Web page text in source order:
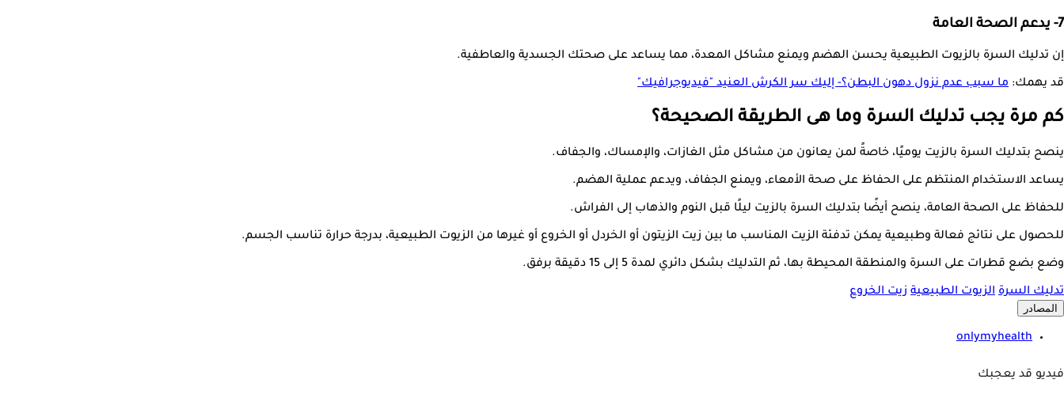
7- يدعم الصحة العامة
إن تدليك السرة بالزيوت الطبيعية يحسن الهضم ويمنع مشاكل المعدة، مما يساعد على صحتك الجسدية والعاطفية.
قد يهمك: ما سبب عدم نزول دهون البطن؟- إليك سر الكرش العنيد "فيديوجرافيك"
كم مرة يجب تدليك السرة وما هى الطريقة الصحيحة؟
ينصح بتدليك السرة بالزيت يوميًا، خاصةً لمن يعانون من مشاكل مثل الغازات، والإمساك، والجفاف.
يساعد الاستخدام المنتظم على الحفاظ على صحة الأمعاء، ويمنع الجفاف، ويدعم عملية الهضم.
للحفاظ على الصحة العامة، ينصح أيضًا بتدليك السرة بالزيت ليلًا قبل النوم والذهاب إلى الفراش.
للحصول على نتائج فعالة وطبيعية يمكن تدفئة الزيت المناسب ما بين زيت الزيتون أو الخردل أو الخروع أو غيرها من الزيوت الطبيعية، بدرجة حرارة تناسب الجسم.
وضع بضع قطرات على السرة والمنطقة المحيطة بها، ثم التدليك بشكل دائري لمدة 5 إلى 15 دقيقة برفق.
تدليك السرة الزيوت الطبيعية زيت الخروع
المصادر
onlymyhealth
فيديو قد يعجبك